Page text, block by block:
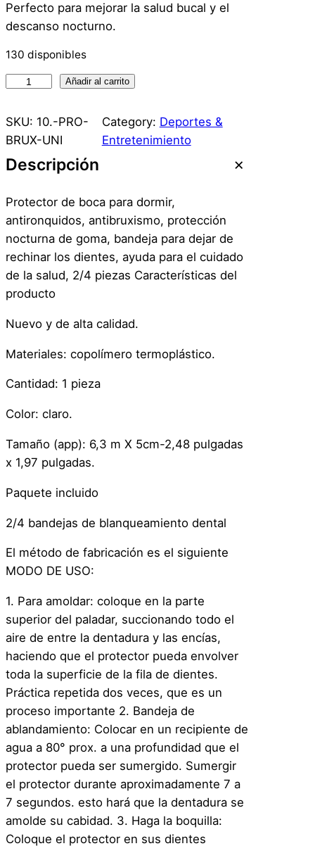
Perfecto para mejorar la salud bucal y el
descanso nocturno.
130 disponibles
.
P
r
o
e
c
t
o
r
B
u
a
r
x
i
s
o
a
n
t
d
a
d
Añadir al carrito
SKU: 10.-PRO-
BRUX-UNI
Category: Deportes &
Entretenimiento
Descripción
Protector de boca para dormir,
antironquidos, antibruxismo, protección
nocturna de goma, bandeja para dejar de
rechinar los dientes, ayuda para el cuidado
de la salud, 2/4 piezas Características del
producto
Nuevo y de alta calidad.
Materiales: copolímero termoplástico.
Cantidad: 1 pieza
Color: claro.
Tamaño (app): 6,3 m X 5cm-2,48 pulgadas
x 1,97 pulgadas.
Paquete incluido
2/4 bandejas de blanqueamiento dental
El método de fabricación es el siguiente
MODO DE USO:
1. Para amoldar: coloque en la parte
superior del paladar, succionando todo el
aire de entre la dentadura y las encías,
haciendo que el protector pueda envolver
toda la superficie de la fila de dientes.
Práctica repetida dos veces, que es un
proceso importante 2. Bandeja de
ablandamiento: Colocar en un recipiente de
agua a 80° prox. a una profundidad que el
protector pueda ser sumergido. Sumergir
el protector durante aproximadamente 7 a
7 segundos. esto hará que la dentadura se
amolde su cabidad. 3. Haga la boquilla:
Coloque el protector en sus dientes